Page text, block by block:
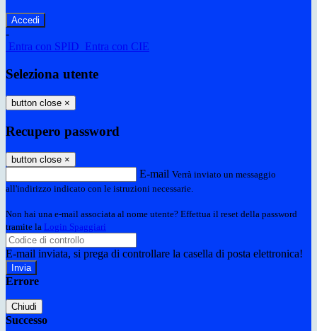
-
Entra con SPID Entra con CIE
Seleziona utente
button close ×
Recupero password
button close ×
E-mail Verrà inviato un messaggio
all'indirizzo indicato con le istruzioni necessarie.
Non hai una e-mail associata al nome utente? Effettua il reset della password
tramite la Login Spaggiari
E-mail inviata, si prega di controllare la casella di posta elettronica!
Errore
Chiudi
Successo